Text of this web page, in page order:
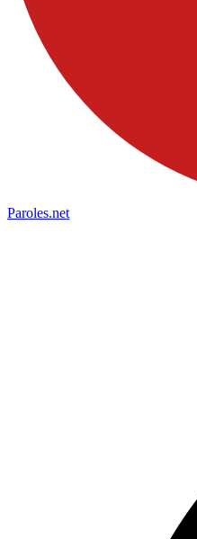
Paroles.net